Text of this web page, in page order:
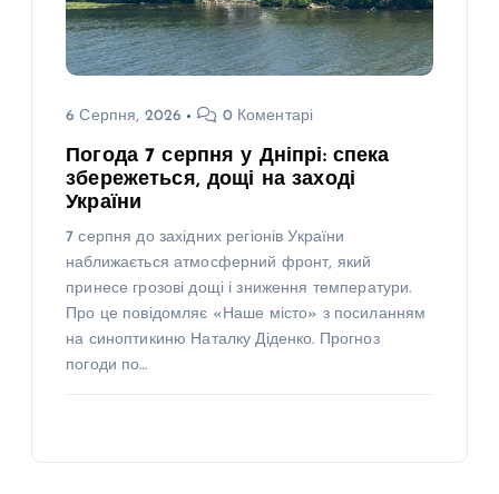
6 Серпня, 2026 0 Коментарі
Погода 7 серпня у Дніпрі: спека
збережеться, дощі на заході
України
7 серпня до західних регіонів України
наближається атмосферний фронт, який
принесе грозові дощі і зниження температури.
Про це повідомляє «Наше місто» з посиланням
на синоптикиню Наталку Діденко. Прогноз
погоди по…